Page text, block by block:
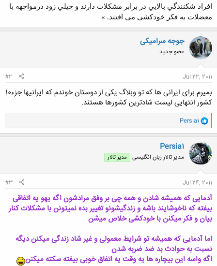
افراد شكنندگي بالايي در برابر مشكلات دارند و خيلي زود درمواجهه با
معضلات به فكر خودكشي مي افتند. »
جوجه سرامیکی
عضو جدید
Jul 22, 2011
#2
بمیرم برای ایرانی ها که تو وبلاگ یکی از دوستان خوندم که ایرانیها جزء10
کشور انتهایی لیست شادترین کشورها هستند.
و
ا
ک
ن
ش
ه
ا
Persia1
Persia1
مدیر تالار زبان انگلیسی مدیر تالار
Jul 24, 2011
#3
آدمایی که همیشه شادن و همه چی بر وفق مرادشون اگه یهو یه اتفاقی
بیفته که ناخوشایند باشه و زندگیشونو تغییر بده نمیتونن با مشکلات کنار
بیان و فکر میکنن با خودکشی خلاص میشن
اما آدمایی که همیشه تو شرایط معمولی و غیر شاد زندگی میکنن دیگه
نسبت به حوادث بد ضد ضربه شدن
اگه واسه این بیچاره ها یه وقت یه اتفاق خوبی بیفته سکته میکنن